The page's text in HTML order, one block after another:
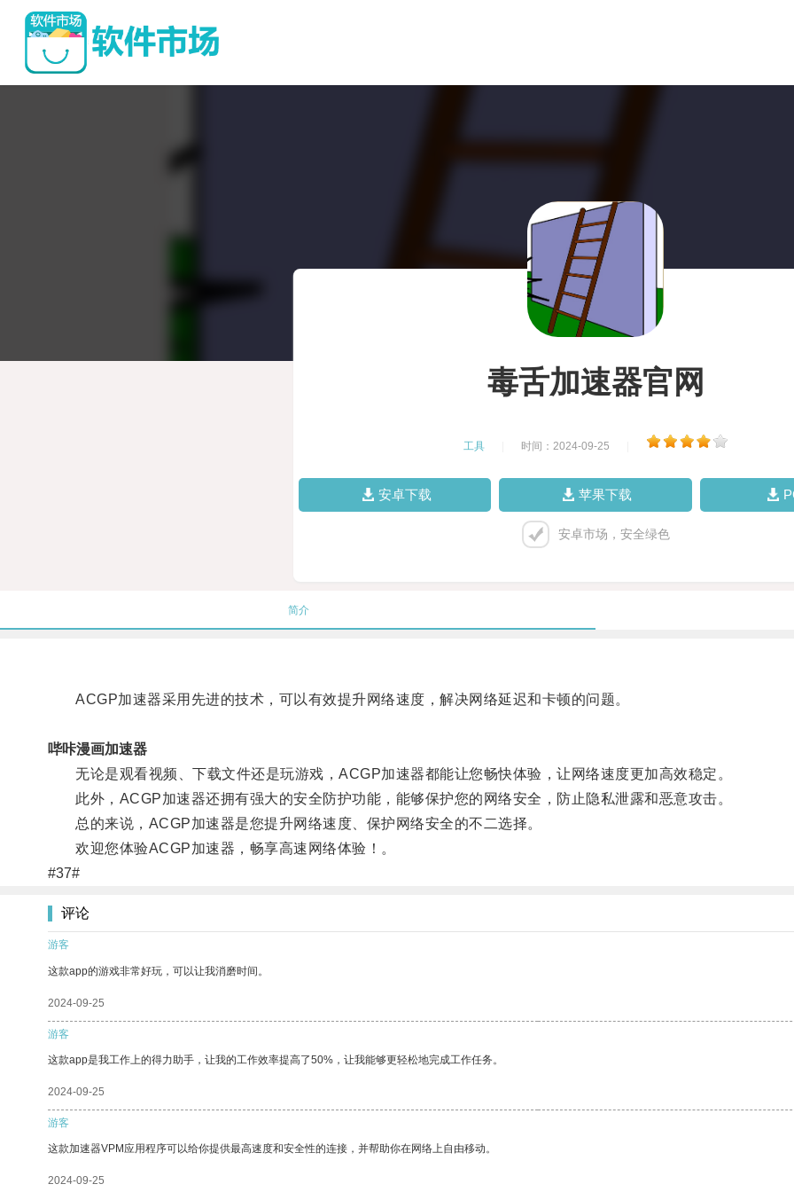
毒舌加速器官网
工具 时间：2024-09-25
安卓下载 苹果下载
安卓市场，安全绿色
简介
ACGP加速器采用先进的技术，可以有效提升网络速度，解决网络延迟和卡顿的问题。
哔咔漫画加速器
无论是观看视频、下载文件还是玩游戏，ACGP加速器都能让您畅快体验，让网络速度更加高效稳定。
此外，ACGP加速器还拥有强大的安全防护功能，能够保护您的网络安全，防止隐私泄露和恶意攻击。
总的来说，ACGP加速器是您提升网络速度、保护网络安全的不二选择。
欢迎您体验ACGP加速器，畅享高速网络体验！。
#37#
评论
游客
这款app的游戏非常好玩，可以让我消磨时间。
2024-09-25
游客
这款app是我工作上的得力助手，让我的工作效率提高了50%，让我能够更轻松地完成工作任务。
2024-09-25
游客
这款加速器VPM应用程序可以给你提供最高速度和安全性的连接，并帮助你在网络上自由移动。
2024-09-25